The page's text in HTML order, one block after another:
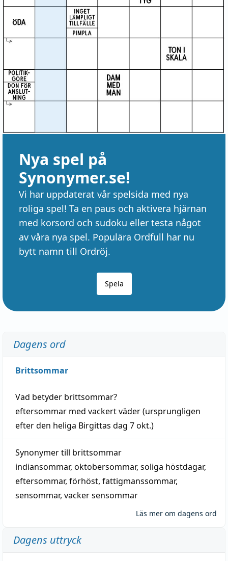
Nya spel på
Synonymer.se!
Vi har uppdaterat vår spelsida med nya
roliga spel! Ta en paus och aktivera hjärnan
med korsord och sudoku eller testa något
av våra nya spel. Populära Ordfull har nu
bytt namn till Ordröj.
Spela
Dagens ord
Brittsommar
Vad betyder brittsommar?
eftersommar med vackertväder(ursprungligen
efter den heliga Birgittas dag 7 okt.)
Synonymer till brittsommar
indiansommar, oktobersommar, soliga höstdagar,
eftersommar, förhöst, fattigmanssommar,
sensommar, vacker sensommar
Läs mer om dagens ord
Dagens uttryck